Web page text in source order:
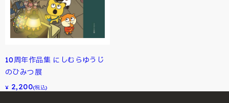
10周年作品集 にしむらゆうじ
のひみつ展
¥ 2,200(税込)